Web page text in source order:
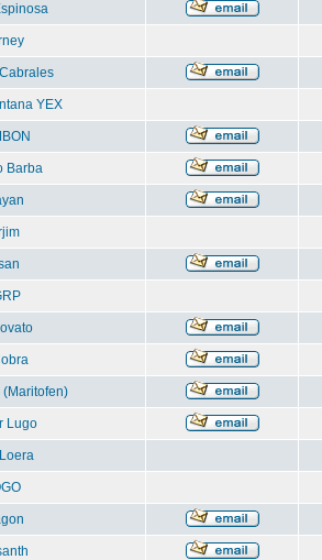
YEX
Barba
(Maritofen)
Lugo